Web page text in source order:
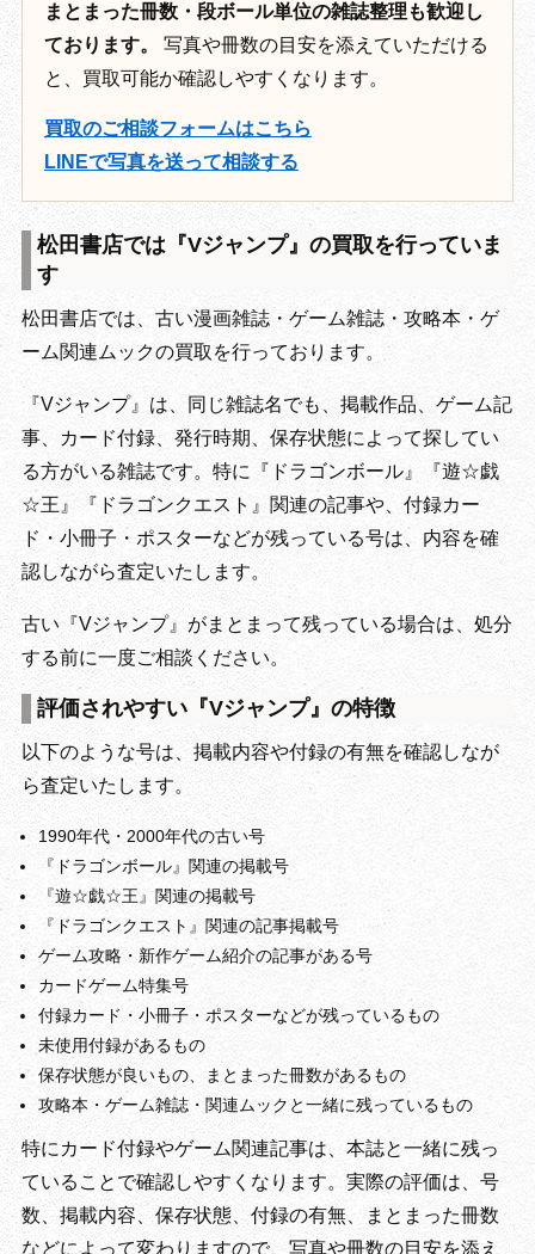
まとまった冊数・段ボール単位の雑誌整理も歓迎し
ております。
写真や冊数の目安を添えていただける
と、買取可能か確認しやすくなります。
買取のご相談フォームはこちら
LINEで写真を送って相談する
松田書店では『Vジャンプ』の買取を行っていま
す
松田書店では、古い漫画雑誌・ゲーム雑誌・攻略本・ゲ
ーム関連ムックの買取を行っております。
『Vジャンプ』は、同じ雑誌名でも、掲載作品、ゲーム記
事、カード付録、発行時期、保存状態によって探してい
る方がいる雑誌です。特に『ドラゴンボール』『遊☆戯
☆王』『ドラゴンクエスト』関連の記事や、付録カー
ド・小冊子・ポスターなどが残っている号は、内容を確
認しながら査定いたします。
古い『Vジャンプ』がまとまって残っている場合は、処分
する前に一度ご相談ください。
評価されやすい『Vジャンプ』の特徴
以下のような号は、掲載内容や付録の有無を確認しなが
ら査定いたします。
1990年代・2000年代の古い号
『ドラゴンボール』関連の掲載号
『遊☆戯☆王』関連の掲載号
『ドラゴンクエスト』関連の記事掲載号
ゲーム攻略・新作ゲーム紹介の記事がある号
カードゲーム特集号
付録カード・小冊子・ポスターなどが残っているもの
未使用付録があるもの
保存状態が良いもの、まとまった冊数があるもの
攻略本・ゲーム雑誌・関連ムックと一緒に残っているもの
特にカード付録やゲーム関連記事は、本誌と一緒に残っ
ていることで確認しやすくなります。実際の評価は、号
数、掲載内容、保存状態、付録の有無、まとまった冊数
などによって変わりますので、写真や冊数の目安を添え